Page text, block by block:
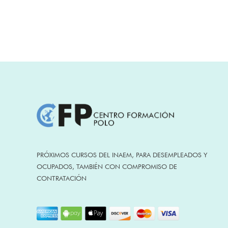
PRÓXIMOS CURSOS DEL INAEM, PARA DESEMPLEADOS Y
OCUPADOS, TAMBIÉN CON COMPROMISO DE
CONTRATACIÓN
de
CERTIFICADOS DE
PROFESIONALIDAD